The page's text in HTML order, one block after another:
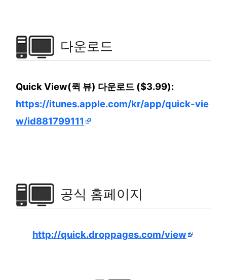
다운로드
Quick View(퀵 뷰) 다운로드 ($3.99):
https://itunes.apple.com/kr/app/quick-vie
w/id881799111
공식 홈페이지
http://quick.droppages.com/view